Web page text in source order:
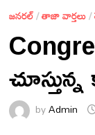
జనరల్/తాజా వార్తలు/
byAdmin